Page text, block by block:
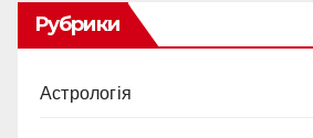
Рубрики
Астрологія